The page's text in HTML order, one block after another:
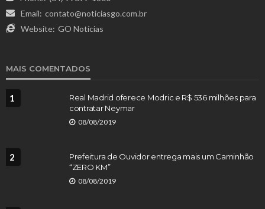
Email: contato@noticiasgo.com.br
Website: GO Notícias
MAIS COMENTADOS
1
Real Madrid oferece Modric e R$ 536 milhões para
contratar Neymar
08/08/2019
2
Prefeitura de Ouvidor entrega mais um Caminhão
“ZERO KM”
08/08/2019